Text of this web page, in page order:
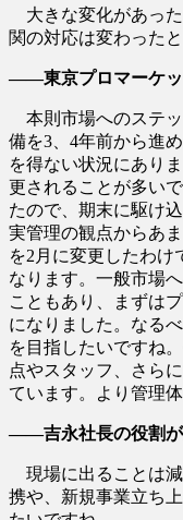
大きな変化があっ
関の対応は変わったと
――東京プロマーケッ
本則市場へのステ
備を3、4年前から進
を得ない状況にあり
更されることが多い
たので、期末に駆け
実管理の観点からあ
を2月に変更したわけ
なります。一般市場
こともあり、まずは
になりました。なる
を目指したいですね
点やスタッフ、さら
ています。より管理
――吉永社長の役割が
現場に出ることは
携や、新規事業立ち